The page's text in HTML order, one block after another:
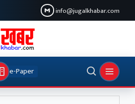
info@jugalkhabar.com
e-Paper